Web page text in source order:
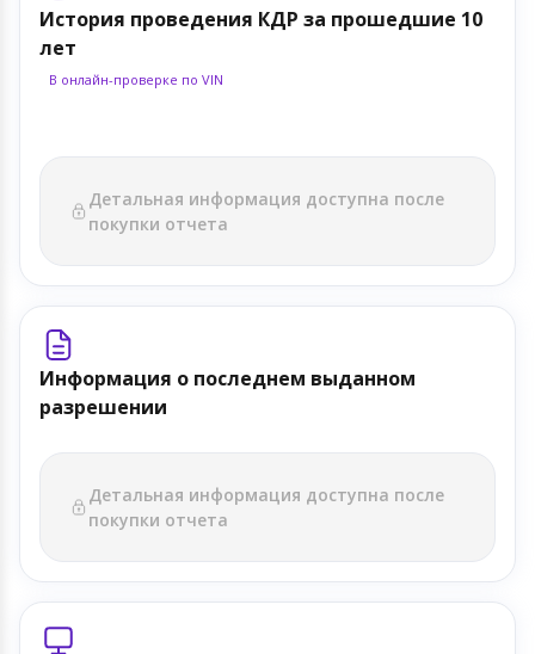
История проведения КДР за прошедшие 10
лет
В онлайн-проверке по VIN
Детальная информация доступна после
покупки отчета
Информация о последнем выданном
разрешении
Детальная информация доступна после
покупки отчета